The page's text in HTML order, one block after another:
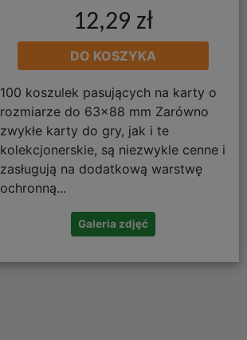
12,29 zł
DO KOSZYKA
100 koszulek pasujących na karty o
rozmiarze do 63x88 mm Zarówno
zwykłe karty do gry, jak i te
kolekcjonerskie, są niezwykle cenne i
zasługują na dodatkową warstwę
ochronną...
Galeria zdjęć